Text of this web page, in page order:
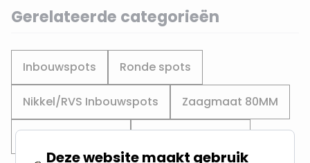
Gerelateerde categorieën
Inbouwspots Ronde spots
Nikkel/RVS Inbouwspots Zaagmaat 80MM
Deze website maakt gebruik